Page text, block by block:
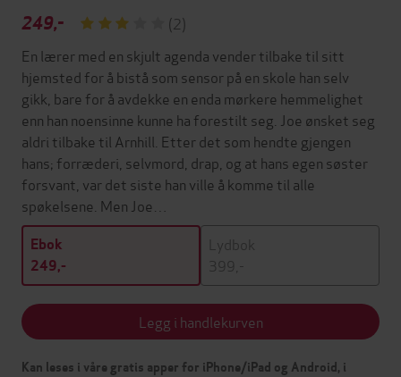
249,-
(2)
En lærer med en skjult agenda vender tilbake til sitt
hjemsted for å bistå som sensor på en skole han selv
gikk, bare for å avdekke en enda mørkere hemmelighet
enn han noensinne kunne ha forestilt seg. Joe ønsket seg
aldri tilbake til Arnhill. Etter det som hendte gjengen
hans; forræderi, selvmord, drap, og at hans egen søster
forsvant, var det siste han ville å komme til alle
spøkelsene. Men Joe…
Ebok
249,-
Lydbok
399,-
Legg i handlekurven
Kan leses i våre gratis apper for iPhone/iPad og Android, i